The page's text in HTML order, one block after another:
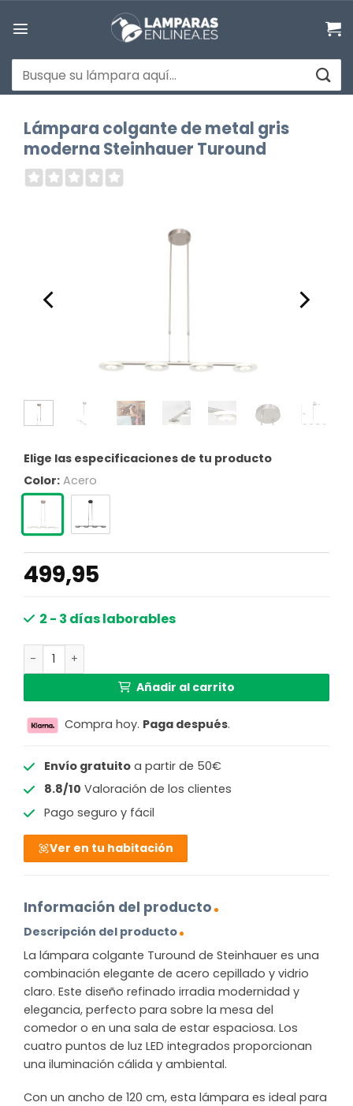
Buscar
por:
Lámpara colgante de metal gris
moderna Steinhauer Turound
Elige las especificaciones de tu producto
Color: Acero
499,95
2 - 3 días laborables
Lámpara colgante de metal gris moderna Steinhauer
Añadir al carrito
Compra hoy. Paga después.
Envío gratuitoa partir de 50€
8.8/10 Valoración de los clientes
Pago seguro y fácil
Ver en tu habitación
Información del producto
Descripción del producto
La lámpara colgante Turound de Steinhauer es una
combinación elegante de acero cepillado y vidrio
claro. Este diseño refinado irradia modernidad y
elegancia, perfecto para sobre la mesa del
comedor o en una sala de estar espaciosa. Los
cuatro puntos de luz LED integrados proporcionan
una iluminación cálida y ambiental.
Con un ancho de 120 cm, esta lámpara es ideal para